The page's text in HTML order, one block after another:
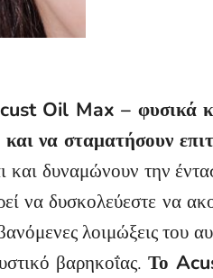
Oil Max – φυσικά
να σταματήσουν
δυναμώνουν την
να δυσκολεύεστε να
λοιμώξεις του
βαρηκοΐας. Το